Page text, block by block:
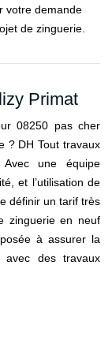
votre demande
de zinguerie.
Primat
08250 pas cher
? DH Tout travaux
Avec une équipe
et l’utilisation de
définir un tarif très
zinguerie en neuf
à assurer la
avec des travaux